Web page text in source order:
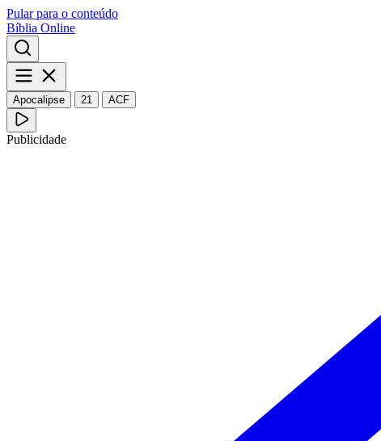
Pular para o conteúdo
Bíblia Online
Apocalipse 21 ACF
Publicidade